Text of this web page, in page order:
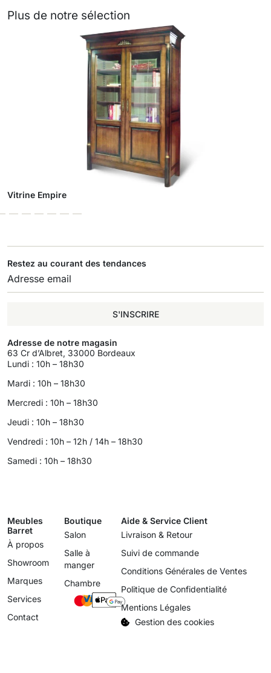
Plus de notre sélection
Vitrine Empire
Restez au courant des tendances
S'INSCRIRE
Adresse de notre magasin
63 Cr d’Albret, 33000 Bordeaux
Lundi : 10h – 18h30
Mardi : 10h – 18h30
Mercredi : 10h – 18h30
Jeudi : 10h – 18h30
Vendredi : 10h – 12h / 14h – 18h30
Samedi : 10h – 18h30
Meubles
Barret
À propos
Showroom
Marques
Services
Contact
Boutique
Salon
Salle à
manger
Chambre
Aide & Service Client
Livraison & Retour
Suivi de commande
Conditions Générales de Ventes
Politique de Confidentialité
Mentions Légales
Gestion des cookies